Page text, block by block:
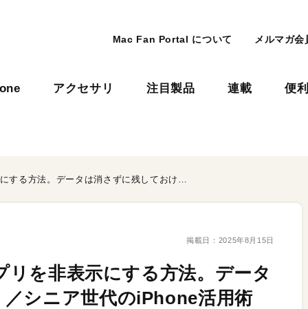
Mac Fan Portal について メルマガ会
アクセサリ 注目製品 連載 便
iPhoneのホーム画面でアプリを非表示にする方法。データは消さずに残しておける！／シニア世代のiPhone活用術
掲載日： 2025年8月15日
を非表示にする方法。データ
シニア世代のiPhone活用術